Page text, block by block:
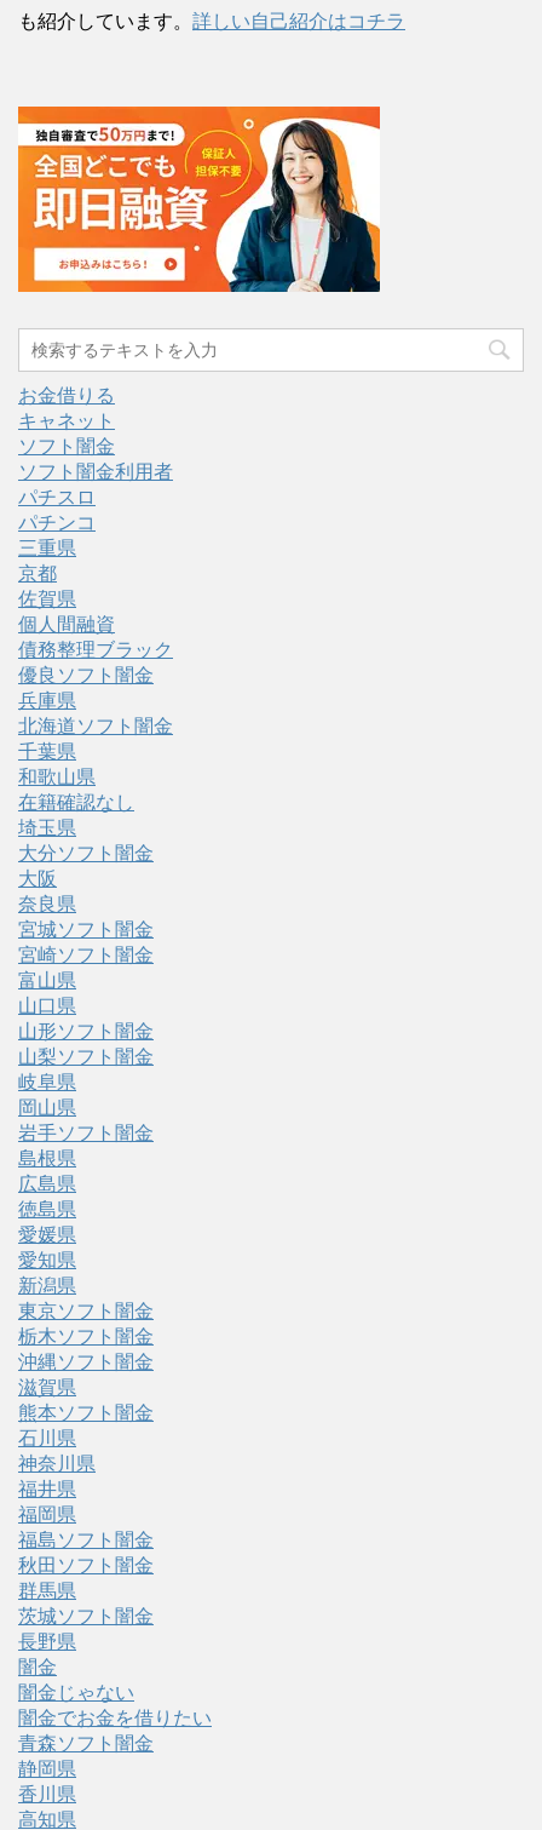
も紹介しています。 詳しい自己紹介はコチラ
お金借りる
キャネット
ソフト闇金
ソフト闇金利用者
パチスロ
パチンコ
三重県
京都
佐賀県
個人間融資
債務整理ブラック
優良ソフト闇金
兵庫県
北海道ソフト闇金
千葉県
和歌山県
在籍確認なし
埼玉県
大分ソフト闇金
大阪
奈良県
宮城ソフト闇金
宮崎ソフト闇金
富山県
山口県
山形ソフト闇金
山梨ソフト闇金
岐阜県
岡山県
岩手ソフト闇金
島根県
広島県
徳島県
愛媛県
愛知県
新潟県
東京ソフト闇金
栃木ソフト闇金
沖縄ソフト闇金
滋賀県
熊本ソフト闇金
石川県
神奈川県
福井県
福岡県
福島ソフト闇金
秋田ソフト闇金
群馬県
茨城ソフト闇金
長野県
闇金
闇金じゃない
闇金でお金を借りたい
青森ソフト闇金
静岡県
香川県
高知県